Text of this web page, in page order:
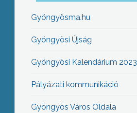
Gyöngyösma.hu
Gyöngyösi Újság
Gyöngyösi Kalendárium 2023
Pályázati kommunikáció
Gyöngyös Város Oldala